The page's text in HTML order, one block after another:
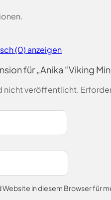
(0) anzeigen
für „Anika “Viking
nicht veröffentlicht.
Website in diesem Browser für